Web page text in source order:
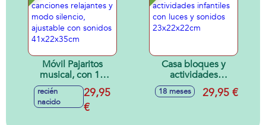
Móvil Pajaritos
musical, con 10
canciones
relajantes y modo
silencio, ajustable
recién
nacido
29,95
€
Casa bloques y
actividades
infantiles con luces
y sonidos
18 meses 29,95 €